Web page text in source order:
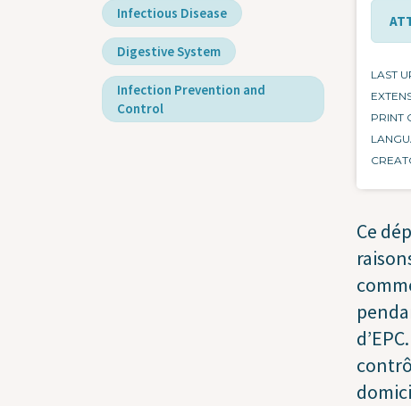
Infectious Disease
Digestive System
Infection Prevention and
Control
LAST
PRINT
Ce